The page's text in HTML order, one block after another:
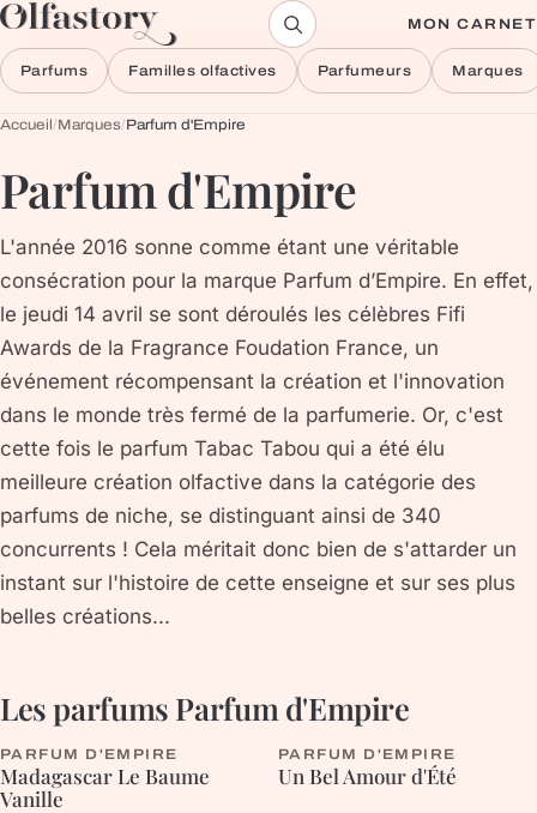
Aller au contenu MON CARNET
Parfums Familles olfactives Parfumeurs Marques
Accueil/Marques/Parfum d'Empire
Parfum d'Empire
L'année 2016 sonne comme étant une véritable
consécration pour la marque Parfum d’Empire. En effet,
le jeudi 14 avril se sont déroulés les célèbres Fifi
Awards de la Fragrance Foudation France, un
événement récompensant la création et l'innovation
dans le monde très fermé de la parfumerie. Or, c'est
cette fois le parfum Tabac Tabou qui a été élu
meilleure création olfactive dans la catégorie des
parfums de niche, se distinguant ainsi de 340
concurrents ! Cela méritait donc bien de s'attarder un
instant sur l'histoire de cette enseigne et sur ses plus
belles créations...
Les parfums Parfum d'Empire
PARFUM D'EMPIRE
Madagascar Le Baume
Vanille
PARFUM D'EMPIRE
Un Bel Amour d'Été